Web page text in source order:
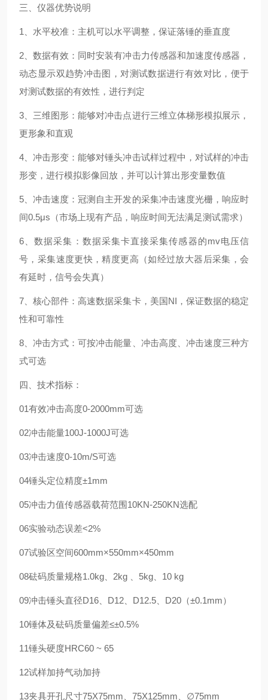
三、仪器优势说明
1、水平校准：主机可以水平调整，保证落锤的垂直度
2、数据有效：同时安装有冲击力传感器和加速度传感器，
动态显示双趋势冲击图，对测试数据进行有效对比，便于
对测试数据的有效性，进行判定
3、三维图形：能够对冲击点进行三维立体梯形模拟展示，
更形象和直观
4、冲击形变：能够对锤头冲击试样过程中，对试样的冲击
形变，进行模拟影像回放，并可以计算出形变量数值
5、冲击速度：冠测自主开发的采集冲击速度光栅，响应时
间0.5μs（市场上现有产品，响应时间无法满足测试需求）
6、数据采集：数据采集卡直接采集传感器的mv电压信
号，采集速度更快，精度更高（如经过放大器后采集，会
有延时，信号会失真）
7、核心部件：高速数据采集卡，美国NI，保证数据的稳定
性和可靠性
8、冲击方式：可按冲击能量、冲击高度、冲击速度三种方
式可选
四、技术指标：
01有效冲击高度0-2000mm可选
02冲击能量100J-1000J可选
03冲击速度0-10m/S可选
04锤头定位精度±1mm
05冲击力值传感器载荷范围 10KN-250KN选配
06实验动态误差<2%
07试验区空间600mm×550mm×450mm
08砝码质量规格1.0kg、2kg 、5kg、10 kg
09冲击锤头直径D16、D12、D12.5、D20（±0.1mm）
10锤体及砝码质量偏差≤±0.5%
11锤头硬度HRC60 ~ 65
12试样加持气动加持
13夹具开孔尺寸75X75mm、75X125mm、∅75mm